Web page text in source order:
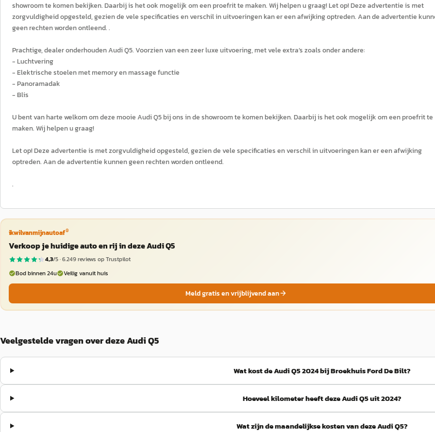
showroom te komen bekijken. Daarbij is het ook mogelijk om een proefrit te maken. Wij helpen u graag! Let op! Deze advertentie is met
zorgvuldigheid opgesteld, gezien de vele specificaties en verschil in uitvoeringen kan er een afwijking optreden. Aan de advertentie
geen rechten worden ontleend. .
Prachtige, dealer onderhouden Audi Q5. Voorzien van een zeer luxe uitvoering, met vele extra’s zoals onder andere:
- Luchtvering
- Elektrische stoelen met memory en massage functie
- Panoramadak
- Blis
U bent van harte welkom om deze mooie Audi Q5 bij ons in de showroom te komen bekijken. Daarbij is het ook mogelijk om een proefrit te
maken. Wij helpen u graag!
Let op! Deze advertentie is met zorgvuldigheid opgesteld, gezien de vele specificaties en verschil in uitvoeringen kan er een afwijking
optreden. Aan de advertentie kunnen geen rechten worden ontleend.
.
ikwilvanmijnautoaf®
Verkoop je huidige auto en rij in deze Audi Q5
4,3/5 ·6.249reviews op Trustpilot
Bod binnen 24u
Veilig vanuit huis
Meld gratis en vrijblijvend aan
Veelgestelde vragen over deze Audi Q5
Wat kost de Audi Q5 2024 bij Broekhuis Ford De Bilt?
Hoeveel kilometer heeft deze Audi Q5 uit 2024?
Wat zijn de maandelijkse kosten van deze Audi Q5?